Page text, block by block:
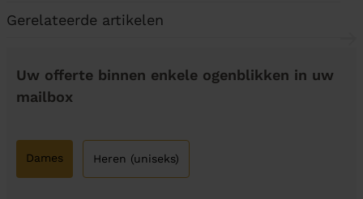
Gerelateerde artikelen
Uw offerte binnen enkele ogenblikken in uw
mailbox
Dames Heren (uniseks)